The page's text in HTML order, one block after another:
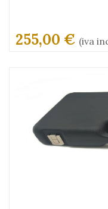
255,00 € (iva